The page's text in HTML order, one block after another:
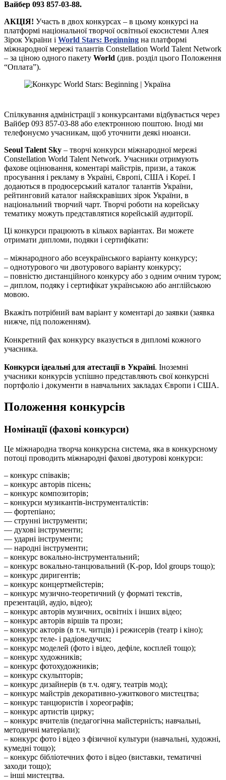
Вайбер 093 857-03-88.
АКЦІЯ! Участь в двох конкурсах – в цьому конкурсі на
платформі національної творчої освітньої екосистеми Алея
Зірок України і World Stars: Beginning на платформі
міжнародної мережі талантів Constellation World Talent Network
– за ціною одного пакету World (див. розділ цього Положення
“Оплата”).
Спілкування адміністрації з конкурсантами відбувається через
Вайбер 093 857-03-88 або електронною поштою. Іноді ми
телефонуємо учасникам, щоб уточнити деякі нюанси.
Seoul Talent Sky – творчі конкурси міжнародної мережі
Constellation World Talent Network. Учасники отримують
фахове оцінювання, коментарі майстрів, призи, а також
просування і рекламу в Україні, Європі, США і Кореї. І
додаються в продюсерський каталог талантів України,
рейтинговий каталог найяскравіших зірок України, в
національний творчий чарт. Творчі роботи на корейську
тематику можуть представлятися корейській аудиторії.
Ці конкурси працюють в кількох варіантах. Ви можете
отримати дипломи, подяки і сертифікати:
– міжнародного або всеукраїнського варіанту конкурсу;
– однотурового чи двотурового варіанту конкурсу;
– повністю дистанційного конкурсу або з одним очним туром;
– диплом, подяку і сертифікат українською або англійською
мовою.
Вкажіть потрібний вам варіант у коментарі до заявки (заявка
нижче, під положенням).
Конкретний фах конкурсу вказується в дипломі кожного
учасника.
Конкурси ідеальні для атестації в Україні. Іноземні
учасники конкурсів успішно представляють свої конкурсні
портфоліо і документи в навчальних закладах Європи і США.
Положення конкурсів
Номінації (фахові конкурси)
Це міжнародна творча конкурсна система, яка в конкурсному
потоці проводить міжнародні фахові двотурові конкурси:
– конкурс співаків;
– конкурс авторів пісень;
– конкурс композиторів;
– конкурси музикантів-інструменталістів:
–– фортепіано;
–– струнні інструменти;
–– духові інструменти;
–– ударні інструменти;
–– народні інструменти;
– конкурс вокально-інструментальний;
– конкурс вокально-танцювальний (K-pop, Idol groups тощо);
– конкурс диригентів;
– конкурс концертмейстерів;
– конкурс музично-теоретичний (у форматі текстів,
презентацій, аудіо, відео);
– конкурс авторів музичних, освітніх і інших відео;
– конкурс авторів віршів та прози;
– конкурс акторів (в т.ч. читців) і режисерів (театр і кіно);
– конкурс теле- і радіоведучих;
– конкурс моделей (фото і відео, дефіле, косплей тощо);
– конкурс художників;
– конкурс фотохудожників;
– конкурс скульпторів;
– конкурс дизайнерів (в т.ч. одягу, театрів мод);
– конкурс майстрів декоративно-ужиткового мистецтва;
– конкурс танцюристів і хореографів;
– конкурс артистів цирку;
– конкурс вчителів (педагогічна майстерність; навчальні,
методичні матеріали);
– конкурс фото і відео з фізичної культури (навчальні, художні,
кумедні тощо);
– конкурс бібліотечних фото і відео (виставки, тематичні
заходи тощо);
– інші мистецтва.